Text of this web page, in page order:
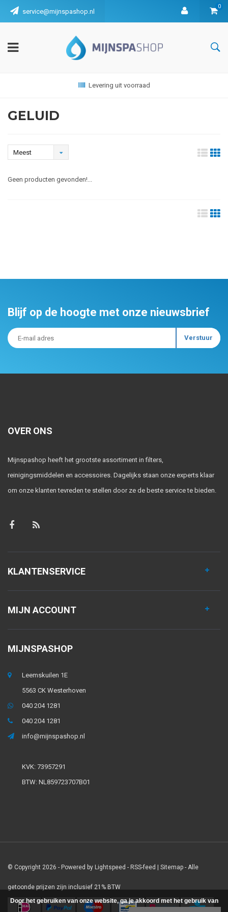
service@mijnspashop.nl
0
Levering uit voorraad
GELUID
Meest
Geen producten gevonden!...
Blijf op de hoogte met onze nieuwsbrief
OVER ONS
Mijnspashop heeft het grootste assortiment in filters,
reinigingsmiddelen en accessoires. Dagelijks staan onze experts klaar
om onze klanten tevreden te stellen door ze de beste service te bieden.
KLANTENSERVICE
MIJN ACCOUNT
MIJNSPASHOP
Leemskuilen 1E
5563 CK Westerhoven
040 204 1281
040 204 1281
info@mijnspashop.nl
KVK: 73957291
BTW: NL859723707B01
© Copyright 2026 - Powered by Lightspeed - RSS-feed Sitemap - Alle
getoonde prijzen zijn inclusief 21% BTW
Door het gebruiken van onze website, ga je akkoord met het gebruik van